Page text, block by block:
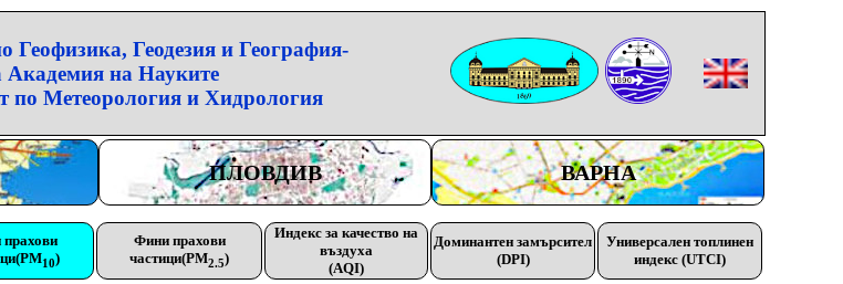
Геофизика, Геодезия и География-
Академия на Науките
по Метеорология и Хидрология
ПЛОВДИВ ВАРНА
10)
Фини прахови
частици(PM2.5)
Индекс за качество на
въздуха
(AQI)
Доминантен замърсител
(DPI)
Универсален топлинен
индекс (UTCI)